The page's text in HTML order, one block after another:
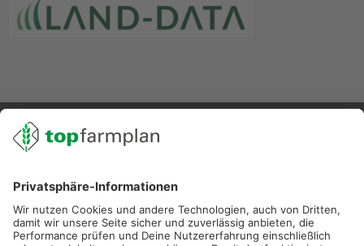
02501 801 44 84
service@topfarmplan.de